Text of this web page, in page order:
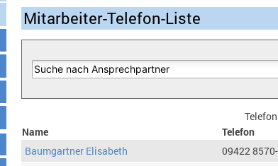
Mitarbeiter-Telefon-Liste
Name
Telefon
Baumgartner Elisabeth
09422